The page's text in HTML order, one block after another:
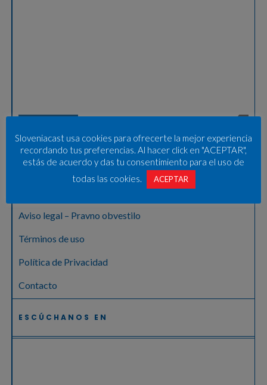
Aviso legal – Pravno obvestilo
Términos de uso
Política de Privacidad
Contacto
ESCÚCHANOS EN
Sloveniacast usa cookies para ofrecerte la mejor experiencia
recordando tus preferencias. Al hacer click en "ACEPTAR",
estás de acuerdo y das tu consentimiento para el uso de
todas las cookies.
ACEPTAR